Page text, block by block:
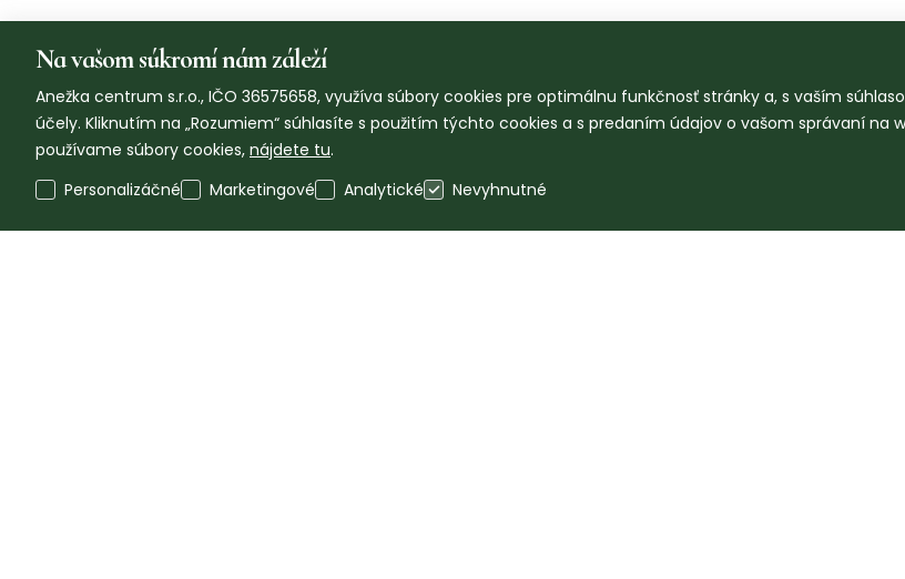
Na vašom súkromí nám záleží
Anežka centrum s.r.o., IČO 36575658, využíva súbory cookies pre optimálnu funkčnosť stránky a, s vaším
účely. Kliknutím na „Rozumiem“ súhlasíte s použitím týchto cookies a s predaním údajov o vašom správaní na
používame súbory cookies, nájdete tu.
Personalizáčné
Marketingové Analytické Nevyhnutné